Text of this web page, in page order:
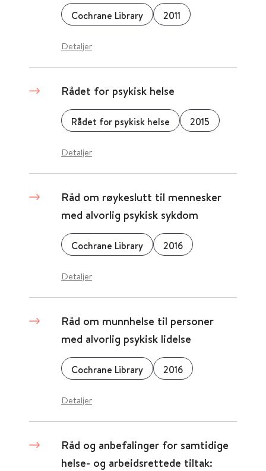
Cochrane Library 2011
Detaljer
Rådet for psykisk helse
Rådet for psykisk helse 2015
Detaljer
Råd om røykeslutt til mennesker
med alvorlig psykisk sykdom
Cochrane Library 2016
Detaljer
Råd om munnhelse til personer
med alvorlig psykisk lidelse
Cochrane Library 2016
Detaljer
Råd og anbefalinger for samtidige
helse- og arbeidsrettede tiltak: